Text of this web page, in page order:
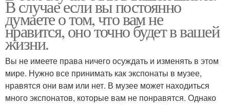
В случае если вы постоянно
думаете о том, что вам не
нравится, оно точно будет в вашей
жизни.
Вы не имеете права ничего осуждать и изменять в этом
мире. Нужно все принимать как экспонаты в музее,
нравятся они вам или нет. В музее может находиться
много экспонатов, которые вам не понравятся. Однако